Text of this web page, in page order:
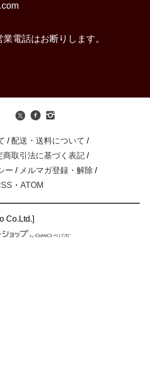
電話はお断りします。
/ 配送・送料について /
商取引法に基づく表記 /
ー / メルマガ登録・解除 /
・ ATOM
Co.Ltd.]